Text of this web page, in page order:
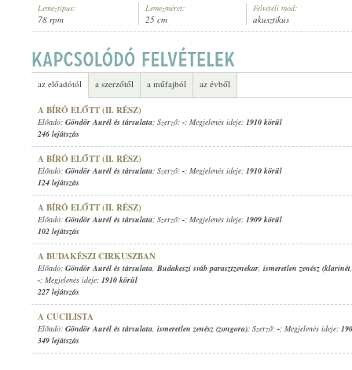
1911 KÖRÜL
Lemeztípus:
78 rpm
Lemezméret:
25 cm
Felvételi mód:
akusztikus
az előadótól a szerzőtől a műfajból az évből
A BÍRÓ ELŐTT (II. RÉSZ)
Előadó: Göndör Aurél és társulata; Szerző: -; Megjelenés ideje: 1910 körül
246 lejátszás
A BÍRÓ ELŐTT (II. RÉSZ)
Előadó: Göndör Aurél és társulata; Szerző: -; Megjelenés ideje: 1910 körül
124 lejátszás
A BÍRÓ ELŐTT (II. RÉSZ)
Előadó: Göndör Aurél és társulata; Szerző: -; Megjelenés ideje: 1909 körül
102 lejátszás
A BUDAKÉSZI CIRKUSZBAN
Előadó: Göndör Aurél és társulata, Budakeszi sváb parasztzenekar, ismeretlen zenész (klarinét
-; Megjelenés ideje: 1910 körül
227 lejátszás
A CUCILISTA
Előadó: Göndör Aurél és társulata, ismeretlen zenész (zongora); Szerző: -; Megjelenés ideje:
349 lejátszás